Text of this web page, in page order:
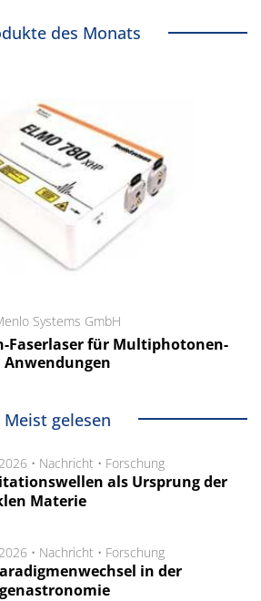
des Monats
Systems GmbH
Faserlaser für Multiphotonen-
Anwendungen
Meist gelesen
• Nachricht • Forschung
als Ursprung der
Materie
• Nachricht • Forschung
in der